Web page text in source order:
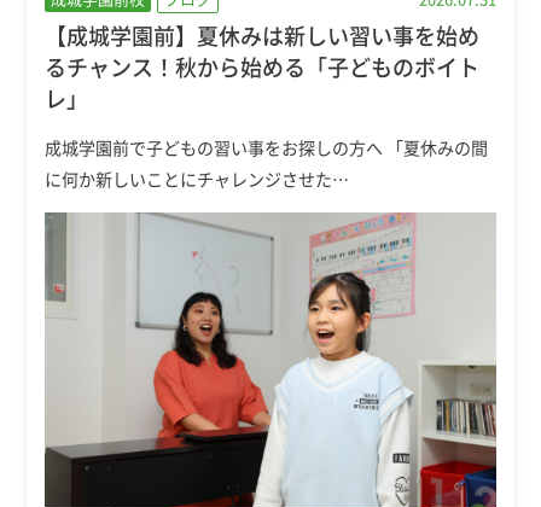
【成城学園前】夏休みは新しい習い事を始め
るチャンス！秋から始める「子どものボイト
レ」
成城学園前で子どもの習い事をお探しの方へ 「夏休みの間
に何か新しいことにチャレンジさせた…